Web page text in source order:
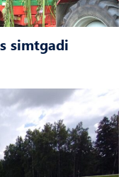
simtgadi